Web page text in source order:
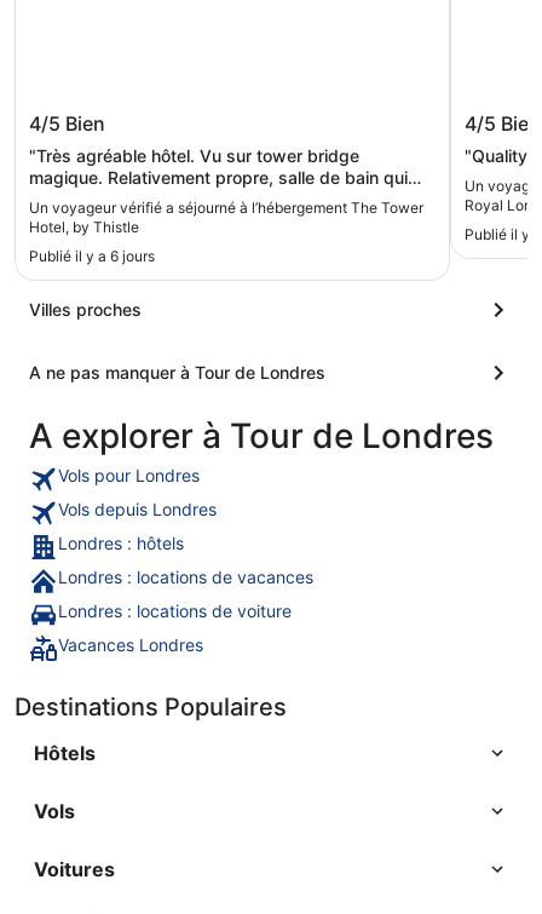
The Tower Hotel, by Thistle
4/5 Bien
"Très agréable hôtel. Vu sur tower bridge
magique. Relativement propre, salle de bain qui
demanderait un petit rafraîchissement. Beaucoup
d'activités autour mais aucun bruit dans la
chambre. Je recommande cet hôtel."
Un voyageur vérifié a séjourné à l’hébergement The Tower
Hotel, by Thistle
Publié il y a 6 jours
4/5 Bien
"Quality
Un
Royal
Publié il y
Villes proches
A ne pas manquer à Tour de Londres
A explorer à Tour de Londres
Vols pour Londres
Vols depuis Londres
Londres : hôtels
Londres : locations de vacances
Londres : locations de voiture
Vacances Londres
Destinations Populaires
Hôtels
Vols
Voitures